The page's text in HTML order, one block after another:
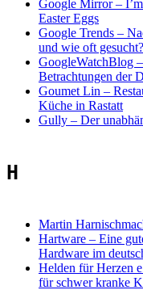
Google Mirror –
Easter Eggs
Google Trends –
und wie oft gesucht?
GoogleWatchBlog –
Betrachtungen der
Goumet Lin –
Küche in Rastatt
Gully – Der
H
Martin
Hartware – Eine
Hardware im
Helden für Herzen
für schwer kranke